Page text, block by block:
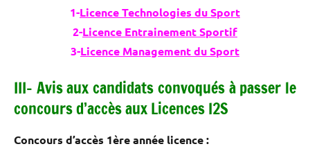
1-Licence Technologies du Sport
2-Licence Entrainement Sportif
3-Licence Management du Sport
III- Avis aux candidats convoqués à passer le
concours d’accès aux Licences I2S
Concours d’accès 1ère année licence :